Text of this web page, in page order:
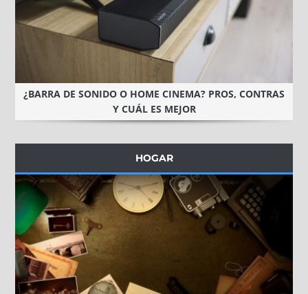
¿BARRA DE SONIDO O HOME CINEMA? PROS, CONTRAS
Y CUÁL ES MEJOR
HOGAR